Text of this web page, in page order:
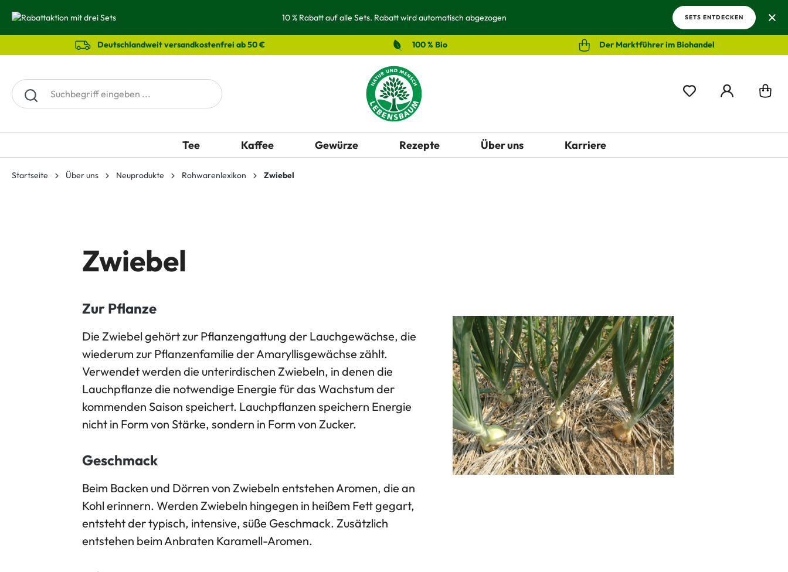
Zur Hauptnavigation springen 10 % Rabatt auf alle Sets. Rabatt wird automatisch abgezogen SETS ENTDECKEN
Deutschlandweit versandkostenfrei ab 50 € 100 % Bio Der Marktführer im Biohandel
Tee Kaffee Gewürze Rezepte Über uns Karriere
Startseite Über uns Neuprodukte Rohwarenlexikon Zwiebel
Zwiebel
Zur Pflanze
Die Zwiebel gehört zur Pflanzengattung der Lauchgewächse, die
wiederum zur Pflanzenfamilie der Amaryllisgewächse zählt.
Verwendet werden die unterirdischen Zwiebeln, in denen die
Lauchpflanze die notwendige Energie für das Wachstum der
kommenden Saison speichert. Lauchpflanzen speichern Energie
nicht in Form von Stärke, sondern in Form von Zucker.
Geschmack
Beim Backen und Dörren von Zwiebeln entstehen Aromen, die an
Kohl erinnern. Werden Zwiebeln hingegen in heißem Fett gegart,
entsteht der typisch, intensive, süße Geschmack. Zusätzlich
entstehen beim Anbraten Karamell-Aromen.